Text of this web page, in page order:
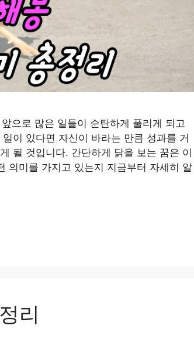
으로 많은 일들이 순탄하게 풀리게 되고
이 있다면 자신이 바라는 만큼 성과를 거
될 것입니다. 간단하게 닭을 보는 꿈은 이
의미를 가지고 있는지 지금부터 자세히 알
리